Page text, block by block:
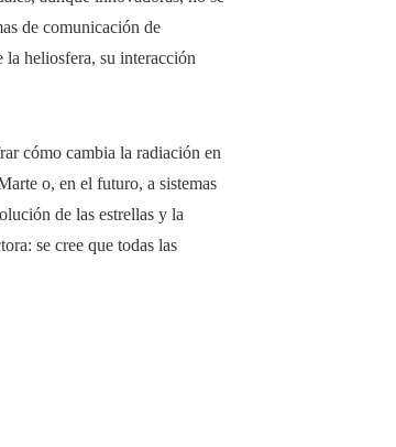
de comunicación de
heliosfera, su interacción
cómo cambia la radiación en
o, en el futuro, a sistemas
de las estrellas y la
se cree que todas las